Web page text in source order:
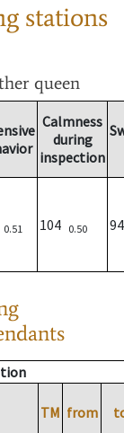
stations
queen
Calmness
during
inspection
0.51 104 0.50
TM from